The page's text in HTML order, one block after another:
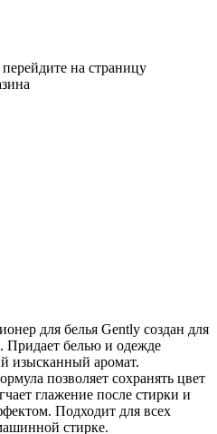
на страницу
для белья Gently создан для
Придает белью и одежде
изысканный аромат.
позволяет сохранять цвет
глажение после стирки и
Подходит для всех
стирке.